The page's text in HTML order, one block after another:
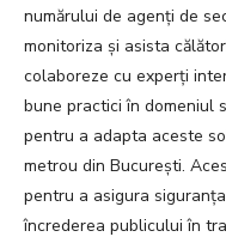
numărului de agenți de
monitoriza și asista
colaboreze cu experți
bune practici în domeniul
pentru a adapta aceste
metrou din București.
pentru a asigura
încrederea publicului în